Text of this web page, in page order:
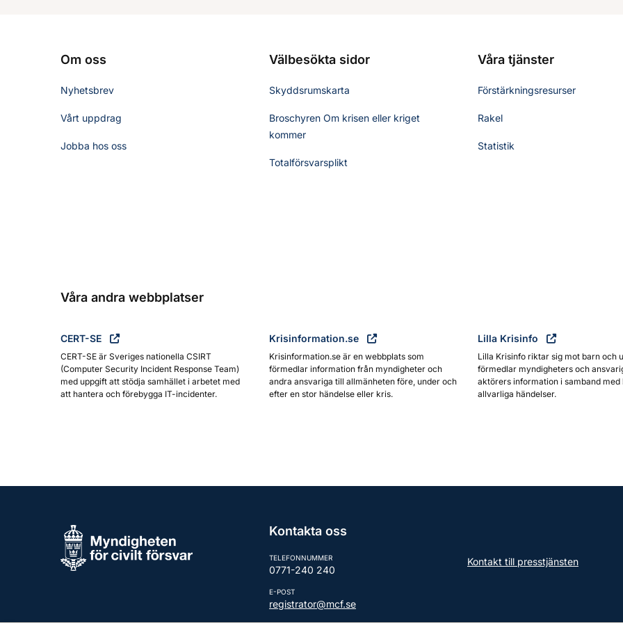
Om oss
Nyhetsbrev
Vårt uppdrag
Jobba hos oss
Välbesökta sidor
Skyddsrumskarta
Broschyren Om krisen eller kriget
kommer
Totalförsvarsplikt
Våra tjänster
Förstärkningsresurser
Rakel
Statistik
Våra andra webbplatser
CERT-SE
CERT-SE är Sveriges nationella CSIRT
(Computer Security Incident Response Team)
med uppgift att stödja samhället i arbetet med
att hantera och förebygga IT-incidenter.
Krisinformation.se
Krisinformation.se är en webbplats som
förmedlar information från myndigheter och
andra ansvariga till allmänheten före, under och
efter en stor händelse eller kris.
Lilla Krisinfo
Lilla Krisinfo riktar sig mot barn och
förmedlar myndigheters och
aktörers information i samband
allvarliga händelser.
Kontakta oss
TELEFONNUMMER
0771-240 240
E-POST
registrator@mcf.se
Kontakt till presstjänsten